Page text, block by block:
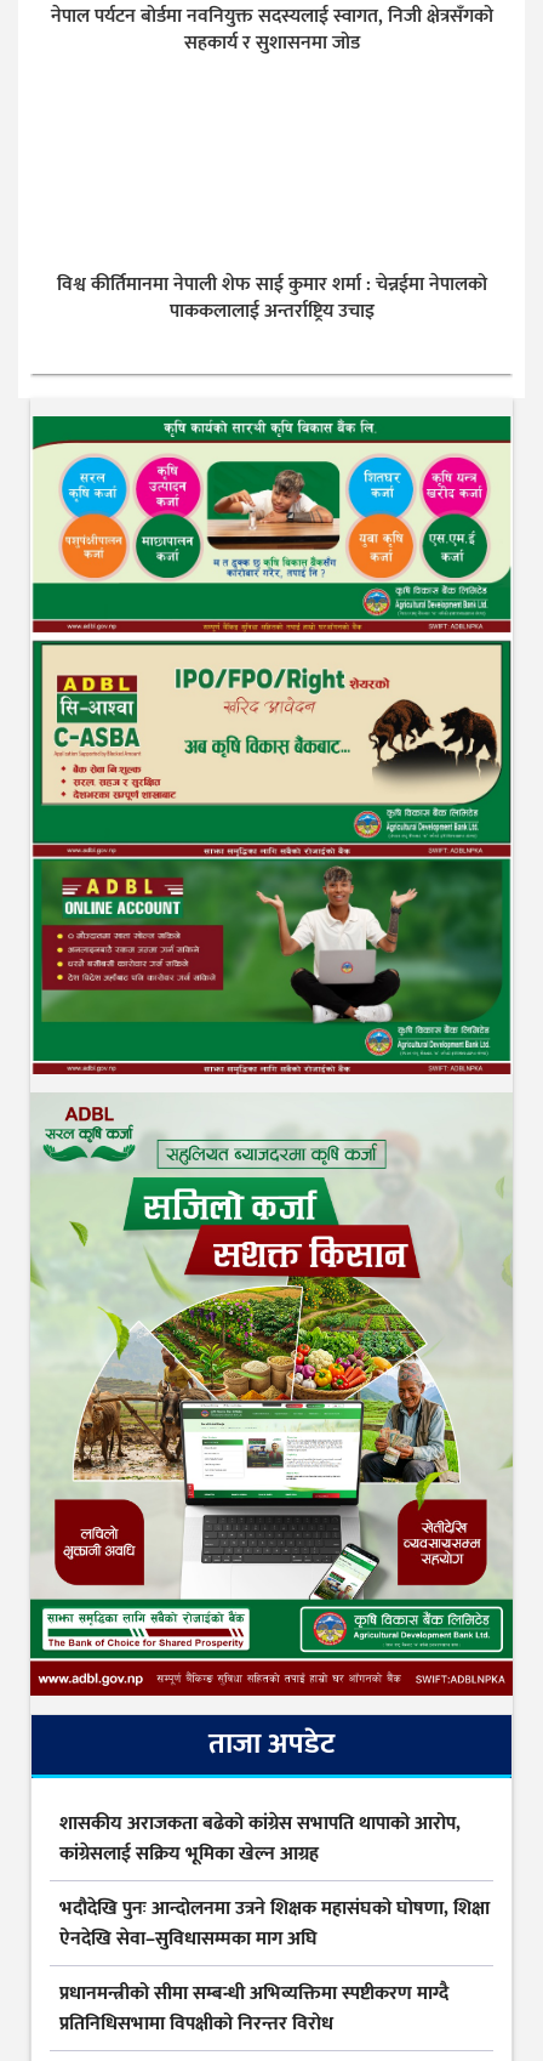
नेपाल पर्यटन बोर्डमा नवनियुक्त सदस्यलाई स्वागत, निजी क्षेत्रसँगको
सहकार्य र सुशासनमा जोड
विश्व कीर्तिमानमा नेपाली शेफ साई कुमार शर्मा : चेन्नईमा नेपालको
पाककलालाई अन्तर्राष्ट्रिय उचाइ
ताजा अपडेट
शासकीय अराजकता बढेको कांग्रेस सभापति थापाको आरोप,
कांग्रेसलाई सक्रिय भूमिका खेल्न आग्रह
भदौदेखि पुनः आन्दोलनमा उत्रने शिक्षक महासंघको घोषणा, शिक्षा
ऐनदेखि सेवा–सुविधासम्मका माग अघि
प्रधानमन्त्रीको सीमा सम्बन्धी अभिव्यक्तिमा स्पष्टीकरण माग्दै
प्रतिनिधिसभामा विपक्षीको निरन्तर विरोध